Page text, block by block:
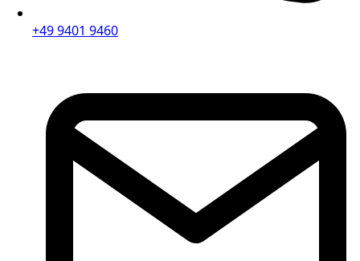
+49 9401 9460